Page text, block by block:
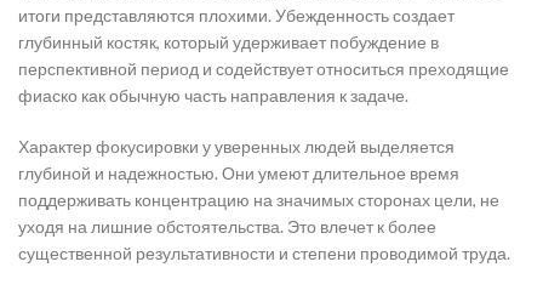
итоги представляются плохими. Убежденность создает
глубинный костяк, который удерживает побуждение в
перспективной период и содействует относиться преходящие
фиаско как обычную часть направления к задаче.
Характер фокусировки у уверенных людей выделяется
глубиной и надежностью. Они умеют длительное время
поддерживать концентрацию на значимых сторонах цели, не
уходя на лишние обстоятельства. Это влечет к более
существенной результативности и степени проводимой труда.